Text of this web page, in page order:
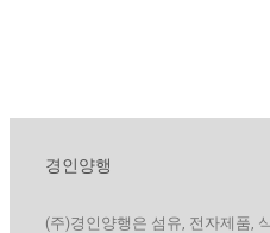
경인양행
(주)경인양행은 섬유, 전자제품,